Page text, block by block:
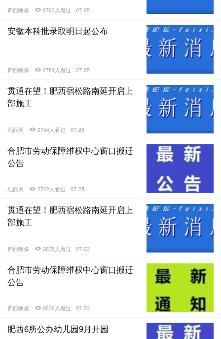
庐西映像 2763人看过 07-25
安徽本科批录取明日起公布
庐西映像 2784人看过 07-25
贯通在望！肥西宿松路南延开启上
部施工
肥西网 2744人看过 07-25
合肥市劳动保障维权中心窗口搬迁
公告
肥西网 2742人看过 07-25
贯通在望！肥西宿松路南延开启上
部施工
庐西映像 2835人看过 07-23
合肥市劳动保障维权中心窗口搬迁
公告
庐西映像 2836人看过 07-23
肥西6所公办幼儿园9月开园